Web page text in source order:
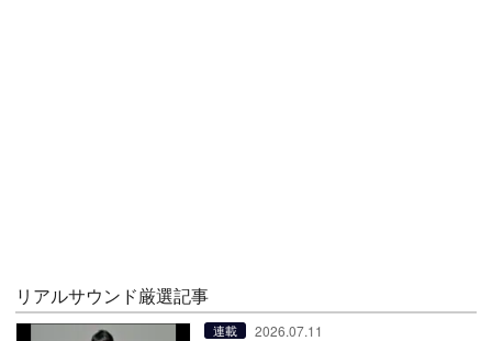
リアルサウンド厳選記事
連載 2026.07.11